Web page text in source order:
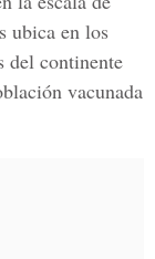
ubica en los
del continente
vacunada